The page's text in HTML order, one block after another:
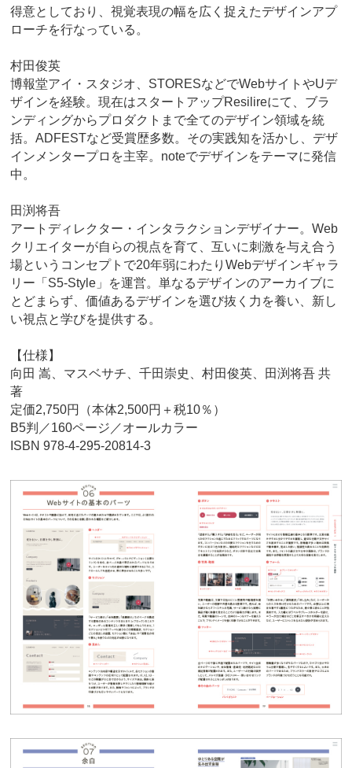
得意としており、視覚表現の幅を広く捉えたデザインアプ
ローチを行なっている。
村田俊英
博報堂アイ・スタジオ、STORESなどでWebサイトやUデ
ザインを経験。現在はスタートアップResilireにて、ブラ
ンディングからプロダクトまで全てのデザイン領域を統
括。ADFESTなど受賞歴多数。その実践知を活かし、デザ
インメンタープロを主宰。noteでデザインをテーマに発信
中。
田渕将吾
アートディレクター・インタラクションデザイナー。Web
クリエイターが自らの視点を育て、互いに刺激を与え合う
場というコンセプトで20年弱にわたりWebデザインギャラ
リー「S5-Style」を運営。単なるデザインのアーカイブに
とどまらず、価値あるデザインを選び抜く力を養い、新し
い視点と学びを提供する。
【仕様】
向田 嵩、マスベサチ、千田崇史、村田俊英、田渕将吾 共
著
定価2,750円（本体2,500円＋税10％）
B5判／160ページ／オールカラー
ISBN 978-4-295-20814-3